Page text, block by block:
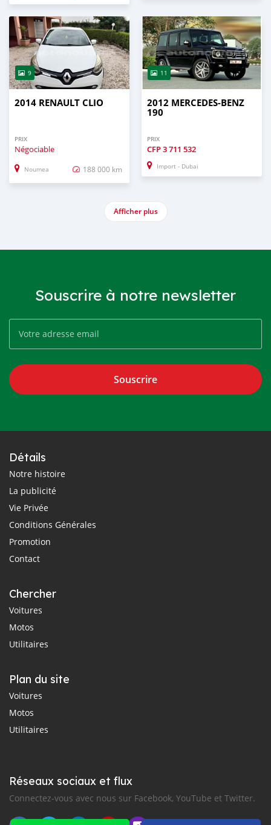
9
2014 RENAULT CLIO
PRIX
Négociable
Noumea 188 000 km
11
2012 MERCEDES-BENZ
190
PRIX
CFP3 711 532
Import - Dubai
Afficher plus
Souscrire à notre newsletter
Souscrire
Détails
Notre histoire
La publicité
Vie Privée
Conditions Générales
Promotion
Contact
Chercher
Voitures
Motos
Utilitaires
Plan du site
Voitures
Motos
Utilitaires
Réseaux sociaux et flux
Connectez-vous avec nous sur Facebook, YouTube et Twitter.